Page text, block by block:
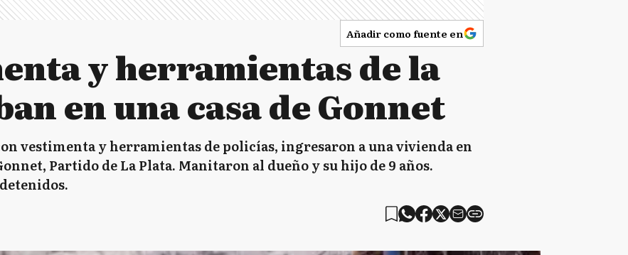
Añadir como fuente en
y herramientas de la
en una casa de Gonnet
vestimenta y herramientas de policías, ingresaron a una vivienda en
Partido de La Plata. Manitaron al dueño y su hijo de 9 años.